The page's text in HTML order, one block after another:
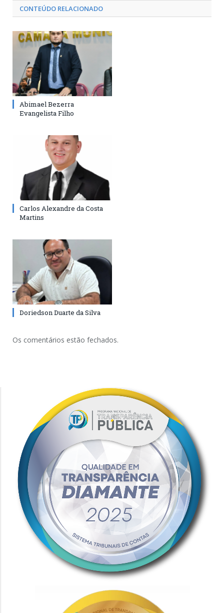
CONTEÚDO RELACIONADO
Abimael Bezerra
Evangelista Filho
Carlos Alexandre da Costa
Martins
Doriedson Duarte da Silva
Os comentários estão fechados.